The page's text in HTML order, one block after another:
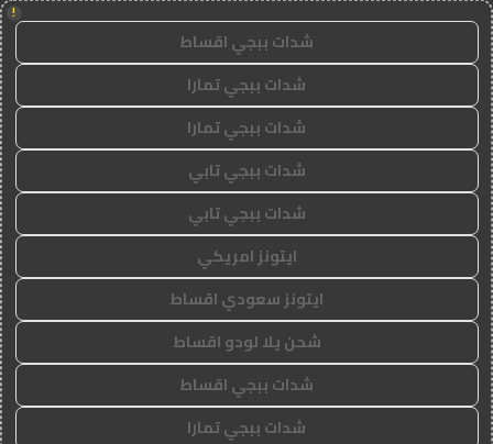
!
شدات ببجي اقساط
شدات ببجي تمارا
شدات ببجي تمارا
شدات ببجي تابي
شدات ببجي تابي
ايتونز امريكي
ايتونز سعودي اقساط
شحن يلا لودو اقساط
شدات ببجي اقساط
شدات ببجي تمارا